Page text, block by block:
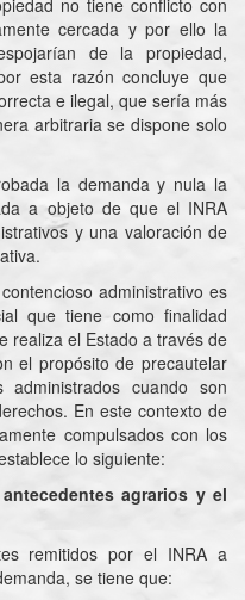
no tiene conflicto con
cercada y por ello la
de la propiedad,
esta razón concluye que
e ilegal, que sería más
arbitraria se dispone solo
la demanda y nula la
a objeto de que el INRA
y una valoración de
administrativo es
que tiene como finalidad
realiza el Estado a través de
el propósito de precautelar
cuando son
En este contexto de
compulsados con los
lo siguiente:
agrarios y el
remitidos por el INRA a
se tiene que: